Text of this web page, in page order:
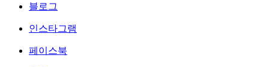
블로그
인스타그램
페이스북